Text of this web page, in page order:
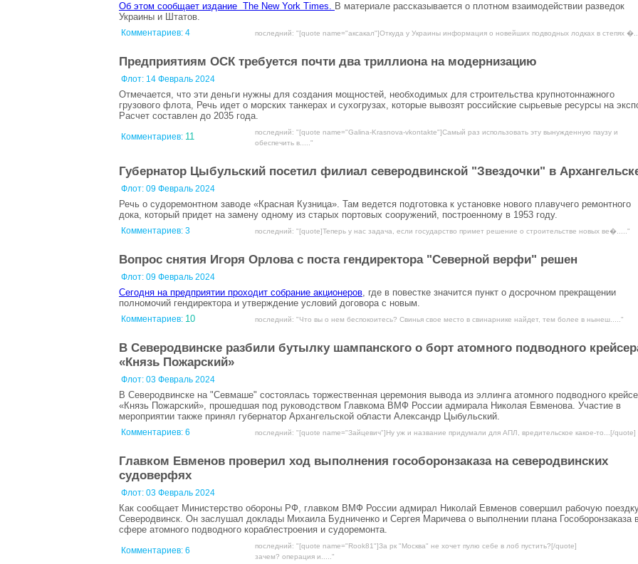
Об этом сообщает издание The New York Times. В материале рассказывается о плотном взаимодействии разведок
Украины и Штатов.
Комментариев: 4 последний: "[quote name="аксакал"]Откуда у Украины информация о новейших подводных лодках в степях
Предприятиям ОСК требуется почти два триллиона на модернизацию
Флот: 14 Февраль 2024
Отмечается, что эти деньги нужны для создания мощностей, необходимых для строительства крупнотоннажного
грузового флота, Речь идет о морских танкерах и сухогрузах, которые вывозят российские сырьевые ресурсы на
Расчет составлен до 2035 года.
Комментариев: 11
последний: "[quote name="Galina-Krasnova-vkontakte"]Самый раз использовать эту вынужденную паузу и
обеспечить в....."
Губернатор Цыбульский посетил филиал северодвинской "Звездочки" в
Флот: 09 Февраль 2024
Речь о судоремонтном заводе «Красная Кузница». Там ведется подготовка к установке нового плавучего ремонтного
дока, который придет на замену одному из старых портовых сооружений, построенному в 1953 году.
Комментариев: 3 последний: "[quote]Теперь у нас задача, если государство примет решение о строительстве новых ве�....."
Вопрос снятия Игоря Орлова с поста гендиректора "Северной верфи" решен
Флот: 09 Февраль 2024
Сегодня на предприятии проходит собрание акционеров, где в повестке значится пункт о досрочном прекращении
полномочий гендиректора и утверждение условий договора с новым.
Комментариев: 10 последний: "Что вы о нем беспокоитесь? Свинья свое место в свинарнике найдет, тем более в нынеш....."
В Северодвинске разбили бутылку шампанского о борт атомного подводного
«Князь Пожарский»
Флот: 03 Февраль 2024
В Северодвинске на "Севмаше" состоялась торжественная церемония вывода из эллинга атомного подводного
«Князь Пожарский», прошедшая под руководством Главкома ВМФ России адмирала Николая Евменова. Участие в
мероприятии также принял губернатор Архангельской области Александр Цыбульский.
Комментариев: 6 последний: "[quote name="Зайцевич"]Ну уж и название придумали для АПЛ, вредительское какое-то...[/quote]
Главком Евменов проверил ход выполнения гособоронзаказа на северодвинских
судоверфях
Флот: 03 Февраль 2024
Как сообщает Министерство обороны РФ, главком ВМФ России адмирал Николай Евменов совершил рабочую
Северодвинск. Он заслушал доклады Михаила Будниченко и Сергея Маричева о выполнении плана Гособоронзаказа
сфере атомного подводного кораблестроения и судоремонта.
Комментариев: 6
последний: "[quote name="Rook81"]За рк "Москва" не хочет пулю себе в лоб пустить?[/quote]
зачем? операция и....."